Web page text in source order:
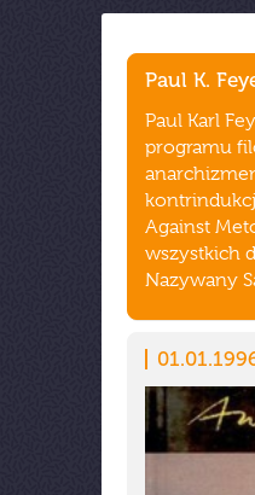
Paul K.
Paul Karl
programu
Against
wszystkich
Nazywany